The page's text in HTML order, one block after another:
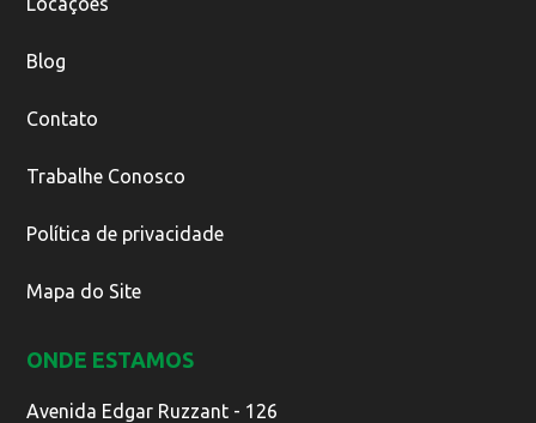
Blog
Contato
Trabalhe Conosco
Política de privacidade
Mapa do Site
ONDE ESTAMOS
Avenida Edgar Ruzzant - 126